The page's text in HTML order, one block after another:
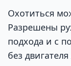
Охотиться
Разрешены
подхода и с
без